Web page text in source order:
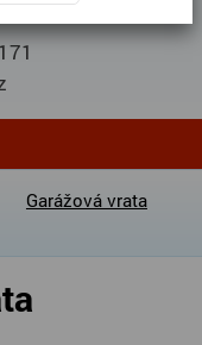
Garážová vrata